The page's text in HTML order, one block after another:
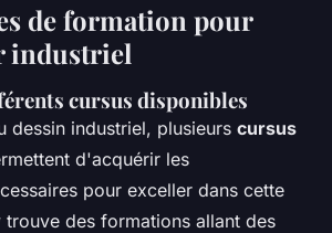
de formation pour
industriel
cursus disponibles
dessin industriel, plusieurs cursus
d'acquérir les
pour exceller dans cette
trouve des formations allant des